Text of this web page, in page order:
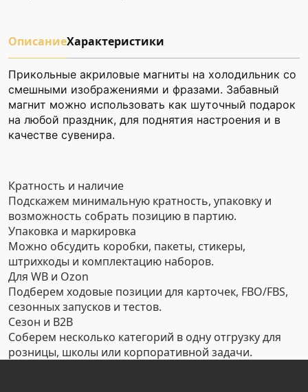
ОписаниеХарактеристики
Прикольные акриловые магниты на холодильник со
смешными изображениями и фразами. Забавный
магнит можно использовать как шуточный подарок
на любой праздник, для поднятия настроения и в
качестве сувенира.
Кратность и наличие
Подскажем минимальную кратность, упаковку и
возможность собрать позицию в партию.
Упаковка и маркировка
Можно обсудить коробки, пакеты, стикеры,
штрихкоды и комплектацию наборов.
Для WB и Ozon
Подберем ходовые позиции для карточек, FBO/FBS,
сезонных запусков и тестов.
Сезон и B2B
Соберем несколько категорий в одну отгрузку для
розницы, школы или корпоративной задачи.